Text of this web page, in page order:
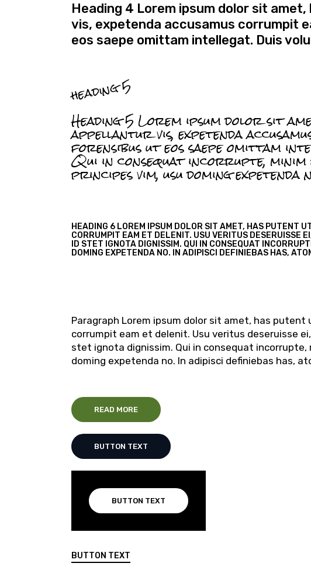
Heading 4 Lorem ipsum dolor sit
vis, expetenda accusamus corrumpit
eos saepe omittam intellegat. Duis
heading 5
Heading 5 Lorem ipsum dolor sit
appellantur vis, expetenda
forensibus ut eos saepe omittam
Qui in consequat incorrupte, minim
principes vim, usu doming expetenda
HEADING 6 LOREM IPSUM DOLOR SIT AMET, HAS PUTENT
CORRUMPIT EAM ET DELENIT. USU VERITUS DESERUISSE
ID STET IGNOTA DIGNISSIM. QUI IN CONSEQUAT
DOMING EXPETENDA NO. IN ADIPISCI DEFINIEBAS HAS,
Paragraph Lorem ipsum dolor sit amet, has
corrumpit eam et delenit. Usu veritus deseruisse
stet ignota dignissim. Qui in consequat
doming expetenda no. In adipisci definiebas has,
READ MORE
BUTTON TEXT
BUTTON TEXT
BUTTON TEXT